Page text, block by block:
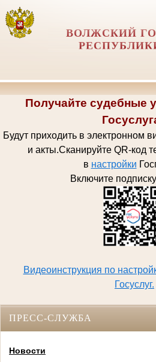
ВОЛЖСКИЙ
Получайте судебные
Будут приходить в электронном
и акты.Сканируйте QR-код
в настройки
Включите
Видеоинструкция по
Госуслуг.
ПРЕСС-СЛУЖБА
Новости